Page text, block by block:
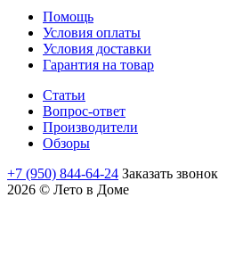
Помощь
Условия оплаты
Условия доставки
Гарантия на товар
Статьи
Вопрос-ответ
Производители
Обзоры
+7 (950) 844-64-24 Заказать звонок
2026 © Лето в Доме